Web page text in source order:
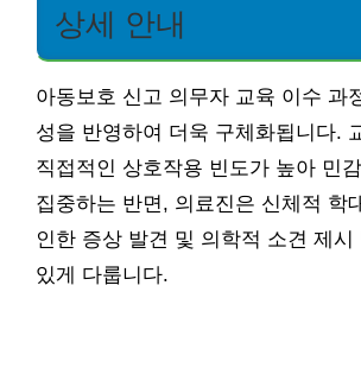
상세 안내
아동보호 신고 의무자 교육 이수 과
성을 반영하여 더욱 구체화됩니다.
직접적인 상호작용 빈도가 높아 민
집중하는 반면, 의료진은 신체적 학
인한 증상 발견 및 의학적 소견 제시
있게 다룹니다.